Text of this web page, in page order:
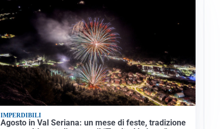
IMPERDIBILI
Agosto in Val Seriana: un mese di feste, tradizione